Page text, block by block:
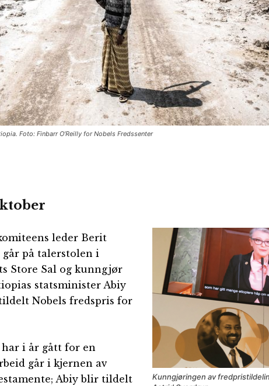
Foto: Finbarr O’Reilly for Nobels Fredssenter
Kunngjøringen av
leder Berit
går på talerstolen i
Store Sal og kunngjør
statsminister Abiy
Nobels fredspris for
i år gått for en
går i kjernen av
Abiy blir tildelt